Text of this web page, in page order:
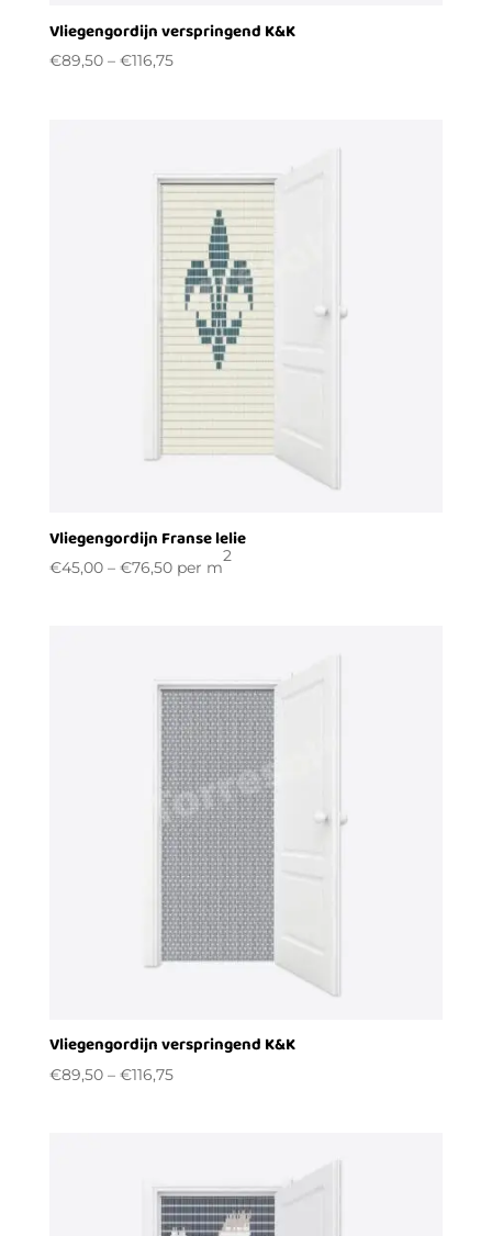
Vliegengordijn verspringend K&K
€89,50– €116,75
Vliegengordijn Franse lelie
€45,00– €76,50per m
2
Vliegengordijn verspringend K&K
€89,50– €116,75